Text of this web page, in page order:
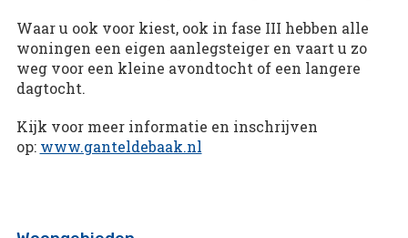
Waar u ook voor kiest, ook in fase III hebben alle
woningen een eigen aanlegsteiger en vaart u zo
weg voor een kleine avondtocht of een langere
dagtocht.
Kijk voor meer informatie en inschrijven
op: www.ganteldebaak.nl